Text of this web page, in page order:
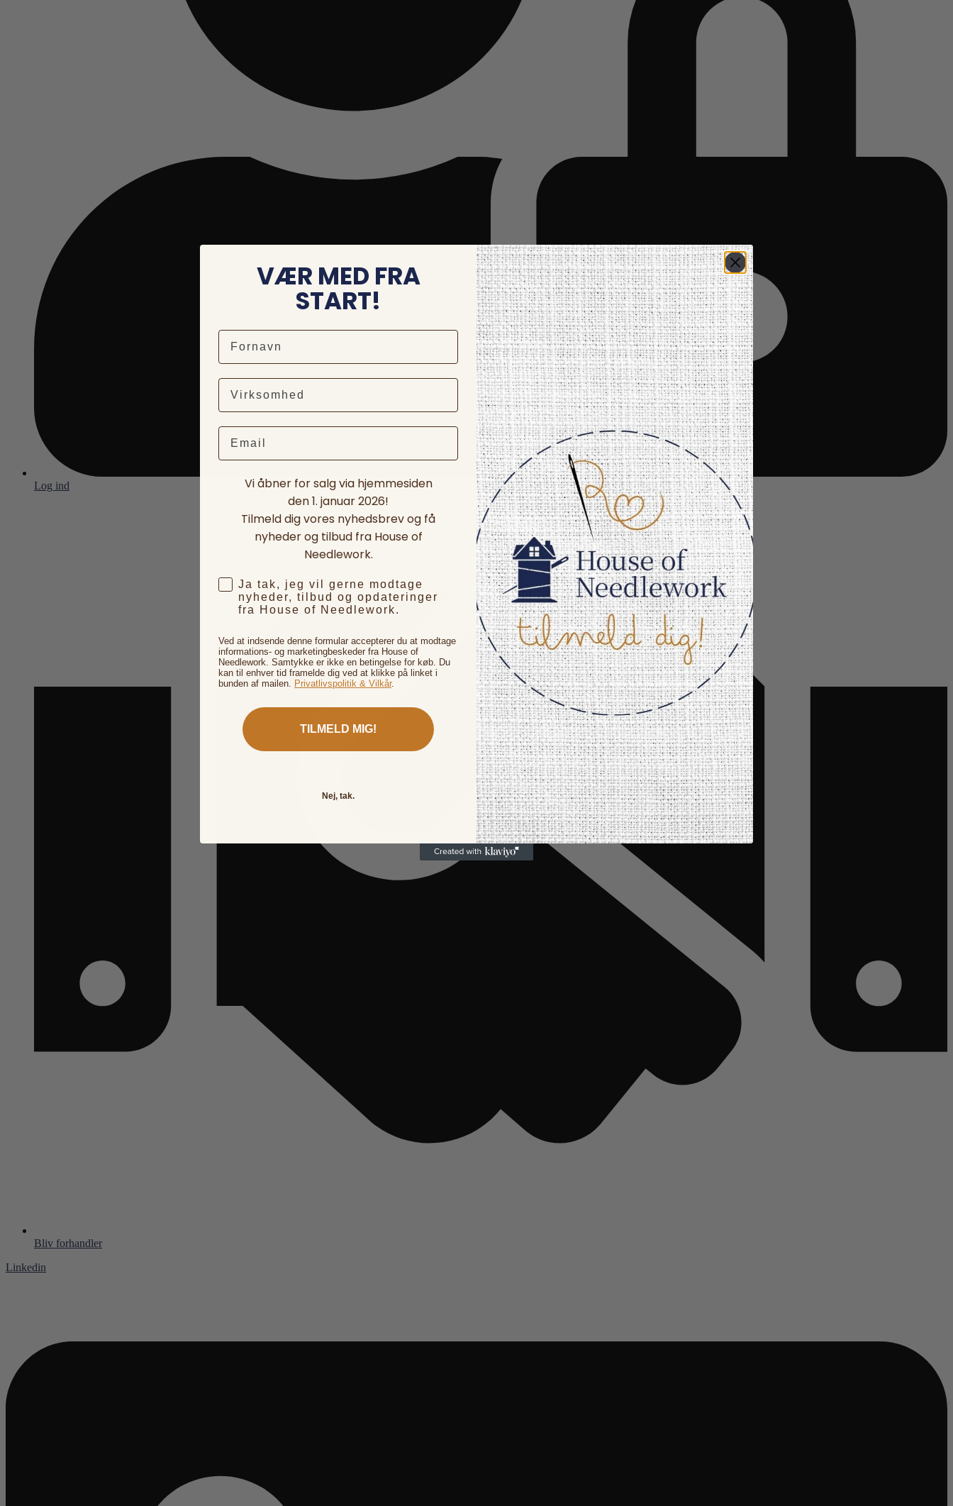
Log ind
Bliv forhandler
Linkedin
VÆR MED FRA
START!
Email
Vi åbner for salg via hjemmesiden
den 1. januar 2026!
Tilmeld dig vores nyhedsbrev og få
nyheder og tilbud fra House of
Needlework.
Ja tak, jeg vil gerne modtage
nyheder, tilbud og opdateringer
fra House of Needlework.
Ved at indsende denne formular accepterer du at modtage
informations- og marketingbeskeder fra House of
Needlework. Samtykke er ikke en betingelse for køb. Du
kan til enhver tid framelde dig ved at klikke på linket i
bunden af mailen. Privatlivspolitik & Vilkår.
TILMELD MIG!
Nej, tak.